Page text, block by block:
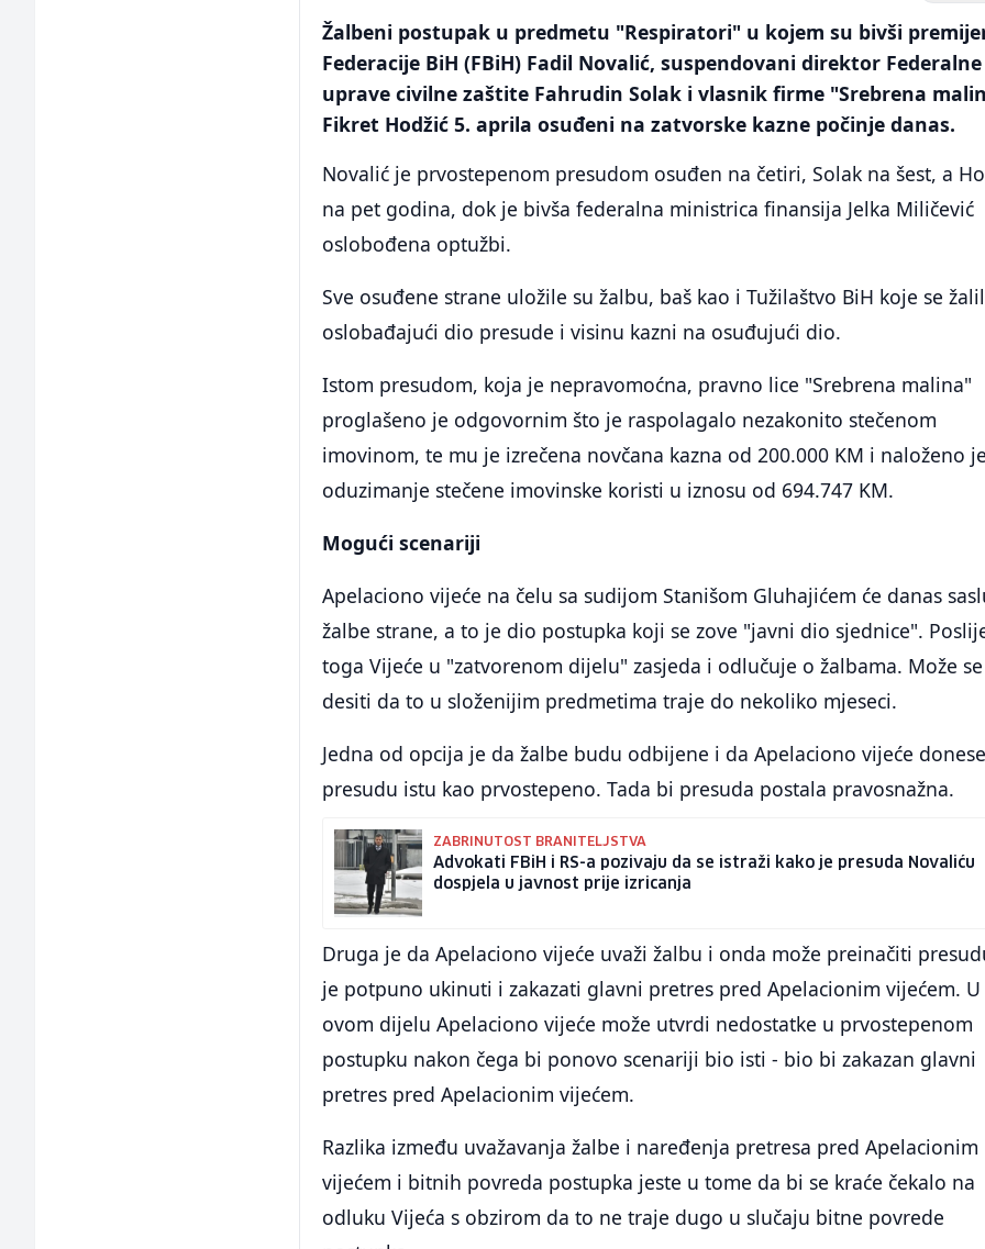
Žalbeni postupak u predmetu "Respiratori" u kojem su bivši
Federacije BiH (FBiH) Fadil Novalić, suspendovani direktor Federalne
uprave civilne zaštite Fahrudin Solak i vlasnik firme "Srebrena
Fikret Hodžić 5. aprila osuđeni na zatvorske kazne počinje danas.
Novalić je prvostepenom presudom osuđen na četiri, Solak na šest, a
na pet godina, dok je bivša federalna ministrica finansija Jelka Miličević
oslobođena optužbi.
Sve osuđene strane uložile su žalbu, baš kao i Tužilaštvo BiH koje se
oslobađajući dio presude i visinu kazni na osuđujući dio.
Istom presudom, koja je nepravomoćna, pravno lice "Srebrena malina"
proglašeno je odgovornim što je raspolagalo nezakonito stečenom
imovinom, te mu je izrečena novčana kazna od 200.000 KM i naloženo je
oduzimanje stečene imovinske koristi u iznosu od 694.747 KM.
Mogući scenariji
Apelaciono vijeće na čelu sa sudijom Stanišom Gluhajićem će danas
žalbe strane, a to je dio postupka koji se zove "javni dio sjednice".
toga Vijeće u "zatvorenom dijelu" zasjeda i odlučuje o žalbama. Može se
desiti da to u složenijim predmetima traje do nekoliko mjeseci.
Jedna od opcija je da žalbe budu odbijene i da Apelaciono vijeće donese
presudu istu kao prvostepeno. Tada bi presuda postala pravosnažna.
ZABRINUTOST BRANITELJSTVA
Advokati FBiH i RS-a pozivaju da se istraži kako je presuda Novaliću
dospjela u javnost prije izricanja
Druga je da Apelaciono vijeće uvaži žalbu i onda može preinačiti
je potpuno ukinuti i zakazati glavni pretres pred Apelacionim vijećem. U
ovom dijelu Apelaciono vijeće može utvrdi nedostatke u prvostepenom
postupku nakon čega bi ponovo scenariji bio isti - bio bi zakazan glavni
pretres pred Apelacionim vijećem.
Razlika između uvažavanja žalbe i naređenja pretresa pred Apelacionim
vijećem i bitnih povreda postupka jeste u tome da bi se kraće čekalo na
odluku Vijeća s obzirom da to ne traje dugo u slučaju bitne povrede